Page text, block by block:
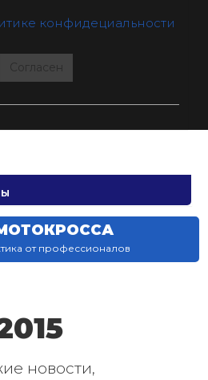
конфидециальности
Согласен
от профессионалов
новости,